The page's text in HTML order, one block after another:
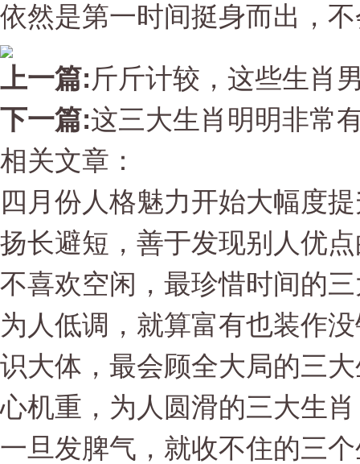
依然是第一时间挺身而出，
上一篇:斤斤计较，这些生肖
下一篇:这三大生肖明明非常
相关文章：
四月份人格魅力开始大幅度
扬长避短，善于发现别人优
不喜欢空闲，最珍惜时间的
为人低调，就算富有也装作
识大体，最会顾全大局的三
心机重，为人圆滑的三大生肖
一旦发脾气，就收不住的三